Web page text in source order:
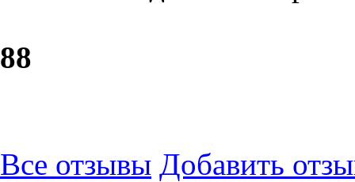
88
Все отзывы Добавить